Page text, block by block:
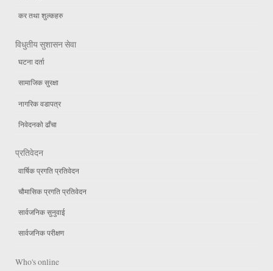
कर तथा शुल्कहरु
विधुतीय सुशासन सेवा
घटना दर्ता
सामाजिक सुरक्षा
नागरिक वडापत्र
निवेदनको ढाँचा
प्रतिवेदन
वार्षिक प्रगति प्रतिवेदन
चौमासिक प्रगति प्रतिवेदन
सार्वजनिक सुनुवाई
सार्वजनिक परीक्षण
Who's online